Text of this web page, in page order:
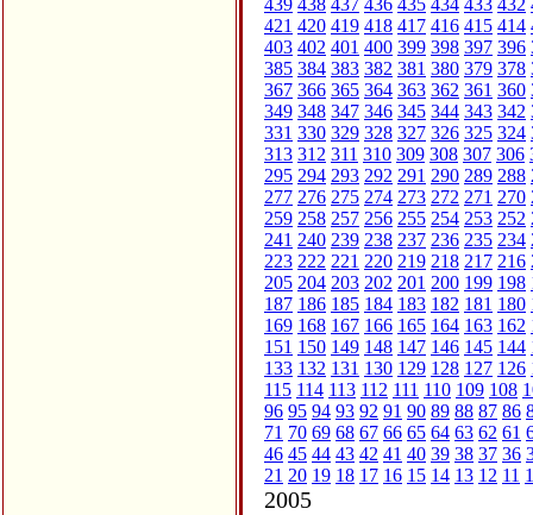
439 438 437 436 435 434 433 432
421 420 419 418 417 416 415 414
403 402 401 400 399 398 397 396
385 384 383 382 381 380 379 378
367 366 365 364 363 362 361 360
349 348 347 346 345 344 343 342
331 330 329 328 327 326 325 324
313 312 311 310 309 308 307 306
295 294 293 292 291 290 289 288
277 276 275 274 273 272 271 270
259 258 257 256 255 254 253 252
241 240 239 238 237 236 235 234
223 222 221 220 219 218 217 216
205 204 203 202 201 200 199 198
187 186 185 184 183 182 181 180
169 168 167 166 165 164 163 162
151 150 149 148 147 146 145 144
133 132 131 130 129 128 127 126
115 114 113 112 111 110 109 108
96 95 94 93 92 91 90 89 88 87 86
71 70 69 68 67 66 65 64 63 62 61
46 45 44 43 42 41 40 39 38 37 36
21 20 19 18 17 16 15 14 13 12 11
2005